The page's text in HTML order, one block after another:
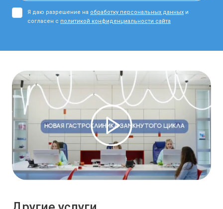
Я даю разрешение на обработку персональных данных и
согласен с политикой конфиденциальности сайта